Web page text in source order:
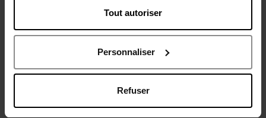
Tout autoriser
Personnaliser
Refuser
LACOSTE
L.12.12 BLEU